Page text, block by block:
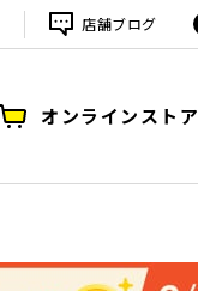
店舗ブログ
オンラインストア